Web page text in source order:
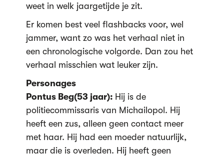
weet in welk jaargetijde je zit.
Er komen best veel flashbacks voor, wel
jammer, want zo was het verhaal niet in
een chronologische volgorde. Dan zou het
verhaal misschien wat leuker zijn.
Personages
Pontus Beg(53 jaar): Hij is de
politiecommissaris van Michailopol. Hij
heeft een zus, alleen geen contact meer
met haar. Hij had een moeder natuurlijk,
maar die is overleden. Hij heeft geen